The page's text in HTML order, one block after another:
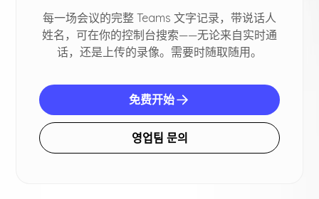
每一场会议的完整 Teams 文字记录，带说话人
姓名，可在你的控制台搜索——无论来自实时通
话，还是上传的录像。需要时随取随用。
免费开始
영업팀 문의